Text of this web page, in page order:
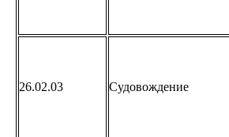
26.02.03 Судовождение